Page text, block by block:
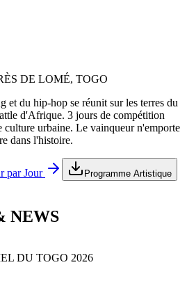
DE LOMÉ, TOGO
et du hip-hop se réunit sur les terres du
d'Afrique. 3 jours de compétition
culture urbaine. Le vainqueur n'emporte
dans l'histoire.
par Jour Programme Artistique
NEWS